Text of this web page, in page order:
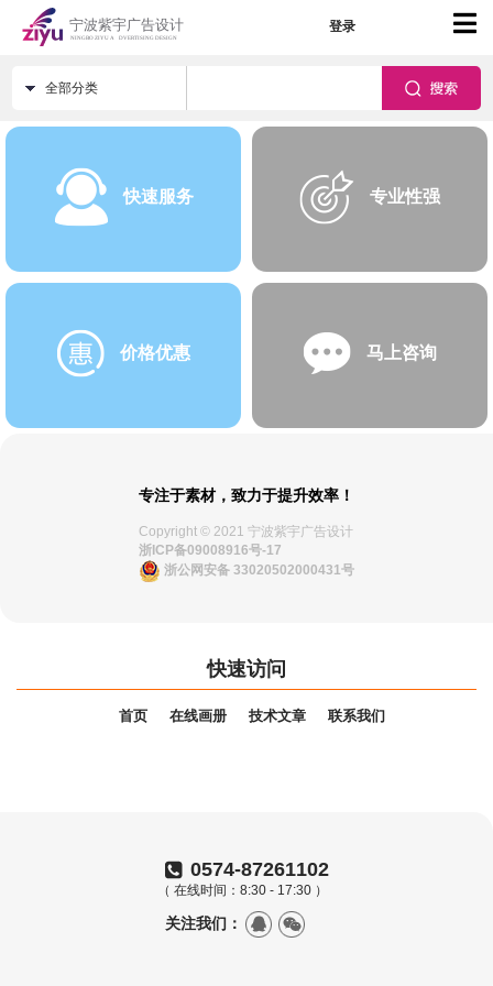
登录
全部分类
快速服务 专业性强
价格优惠 马上咨询
专注于素材，致力于提升效率！
Copyright © 2021 宁波紫宇广告设计
浙ICP备09008916号-17
浙公网安备 33020502000431号
快速访问
首页 在线画册 技术文章 联系我们
0574-87261102
（ 在线时间：8:30 - 17:30 ）
关注我们：